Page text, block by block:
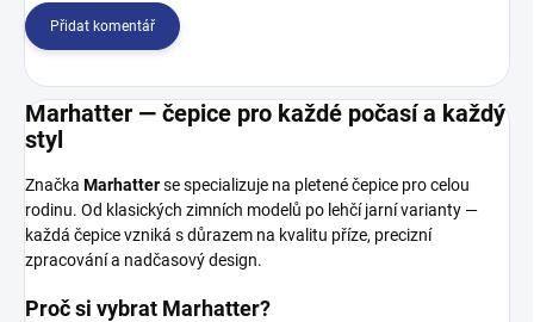
Přidat komentář
Marhatter — čepice pro každé počasí a každý
styl
Značka Marhatterse specializuje na pletené čepice pro celou
rodinu. Od klasických zimních modelů po lehčí jarní varianty —
každá čepice vzniká s důrazem na kvalitu příze, precizní
zpracování a nadčasový design.
Proč si vybrat Marhatter?